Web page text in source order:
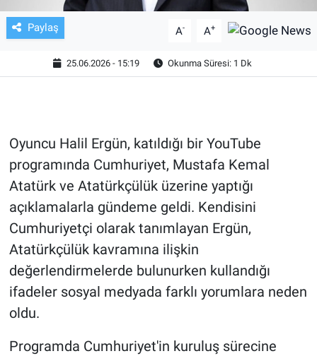
Paylaş A- A+
25.06.2026 - 15:19 Okunma Süresi: 1 Dk
Oyuncu Halil Ergün, katıldığı bir YouTube
programında Cumhuriyet, Mustafa Kemal
Atatürk ve Atatürkçülük üzerine yaptığı
açıklamalarla gündeme geldi. Kendisini
Cumhuriyetçi olarak tanımlayan Ergün,
Atatürkçülük kavramına ilişkin
değerlendirmelerde bulunurken kullandığı
ifadeler sosyal medyada farklı yorumlara neden
oldu.
Programda Cumhuriyet'in kuruluş sürecine
KÜLTÜR SANAT
EKONOMİ
ÇEVRE
HABERDE İNSAN
POLİTİKA
SPOR
MAGAZİN